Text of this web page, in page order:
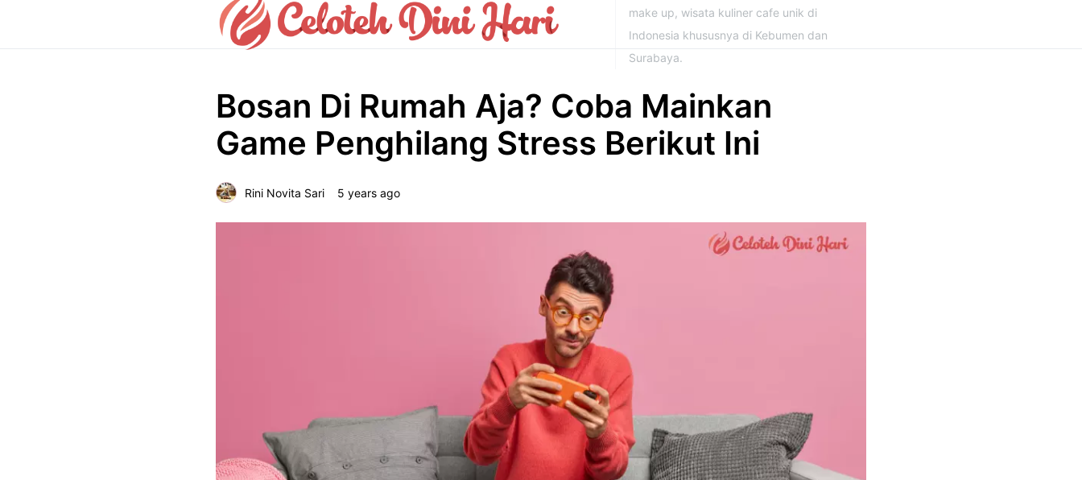
make up, wisata kuliner cafe unik di
Indonesia khususnya di Kebumen dan
Surabaya.
Bosan Di Rumah Aja? Coba Mainkan
Game Penghilang Stress Berikut Ini
Rini Novita Sari 5 years ago